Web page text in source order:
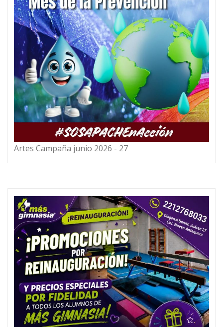
Artes Campaña junio 2026 - 27